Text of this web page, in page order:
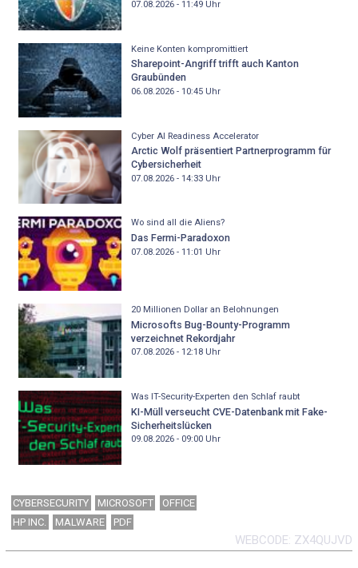
07.08.2026 - 11:49Uhr
Keine Konten kompromittiert
Sharepoint-Angriff trifft auch Kanton
Graubünden
06.08.2026 - 10:45Uhr
Cyber AI Readiness Accelerator
Arctic Wolf präsentiert Partnerprogramm für
Cybersicherheit
07.08.2026 - 14:33Uhr
Wo sind all die Aliens?
Das Fermi-Paradoxon
07.08.2026 - 11:01 Uhr
20 Millionen Dollar an Belohnungen
Microsofts Bug-Bounty-Programm
verzeichnet Rekordjahr
07.08.2026 - 12:18Uhr
Was IT-Security-Experten den Schlaf raubt
KI-Müll verseucht CVE-Datenbank mit Fake-
Sicherheitslücken
09.08.2026 - 09:00Uhr
CYBERSECURITY MICROSOFT
OFFICE
HP INC.
MALWARE PDF
WEBCODE ZX4QUJVD